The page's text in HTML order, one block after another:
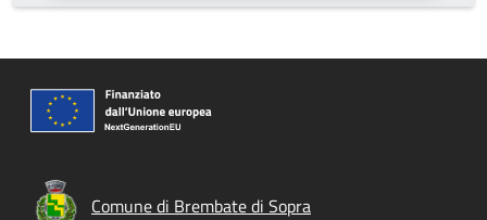
Comune di Brembate di Sopra